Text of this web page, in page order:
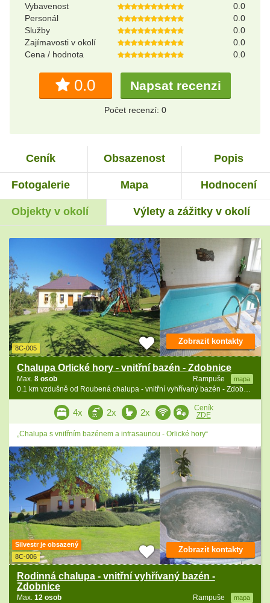
Vybavenost
0.0
Personál
0.0
Služby
0.0
Zajímavosti v okolí
0.0
Cena / hodnota
0.0
0.0 Napsat recenzi
Počet recenzí: 0
Ceník Obsazenost Popis
Fotogalerie Mapa Hodnocení
Objekty v okolí Výlety a zážitky v okolí
8C-005
Chalupa Orlické hory - vnitřní bazén - Zdobnice
Rampuše mapa
Max. 8 osob
0.1 km vzdušně od Roubená chalupa - vnitřní vyhřívaný bazén - Zdobnice
Zobrazit kontakty
4x 2x 2x
Ceník
ZDE
„Chalupa s vnitřním bazénem a infrasaunou - Orlické hory“
Silvestr je obsazený
8C-006
Rodinná chalupa - vnitřní vyhřívaný bazén -
Zdobnice
Rampuše mapa
Max. 12 osob
Zobrazit kontakty